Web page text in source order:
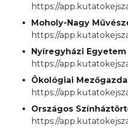
https://
Moholy-Nagy
https://
Nyíregyházi Egyetem
https://
Ökológiai
https://
Országos
https://